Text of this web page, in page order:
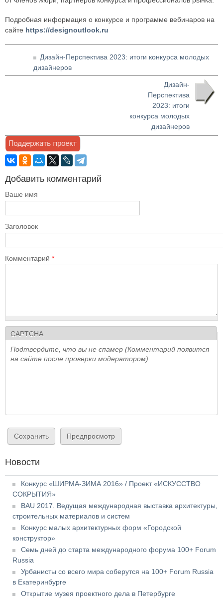
Подробная информация о конкурсе и программе вебинаров на
сайте https://designoutlook.ru
Дизайн-Перспектива 2023: итоги конкурса молодых
дизайнеров
Дизайн-
Перспектива
2023: итоги
конкурса молодых
дизайнеров
Добавить комментарий
Ваше имя
Заголовок
Комментарий *
CAPTCHA
Подтвердите, что вы не спамер (Комментарий появится
на сайте после проверки модератором)
Новости
Конкурс «ШИРМА-ЗИМА 2016» / Проект «ИСКУССТВО
СОКРЫТИЯ»
BAU 2017. Ведущая международная выставка архитектуры,
строительных материалов и систем
Конкурс малых архитектурных форм «Городской
конструктор»
Семь дней до старта международного форума 100+ Forum
Russia
Урбанисты со всего мира соберутся на 100+ Forum Russia
в Екатеринбурге
Открытие музея проектного дела в Петербурге